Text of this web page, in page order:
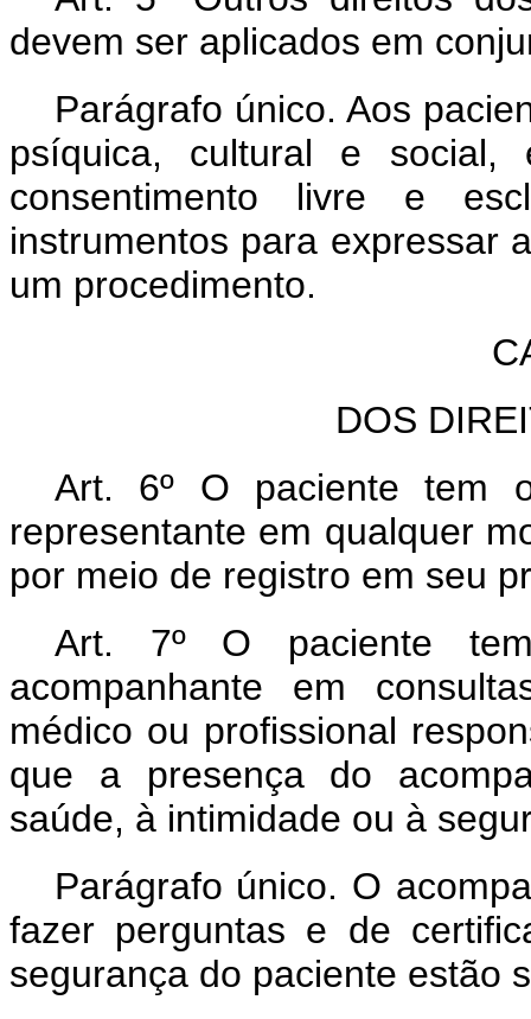
devem ser aplicados em
Parágrafo único. Aos
psíquica, cultural e
consentimento livre e
instrumentos para expressar
um procedimento.
DOS
Art. 6º O paciente tem
representante em qualquer
por meio de registro em seu
Art. 7º O paciente
acompanhante em
médico ou profissional
que a presença do
saúde, à intimidade ou à
Parágrafo único. O
fazer perguntas e de
segurança do paciente estão